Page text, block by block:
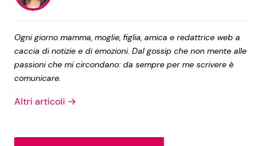
Info
Chi siamo
Disclaimer e Privacy
Ogni giorno mamma, moglie, figlia, amica e redattrice web a
caccia di notizie e di emozioni. Dal gossip che non mente alle
passioni che mi circondano: da sempre per me scrivere è
comunicare.
Altri articoli →